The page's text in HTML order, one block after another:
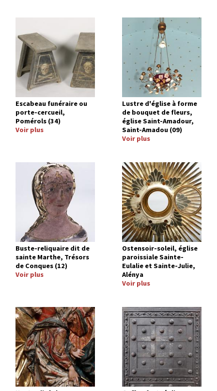
Escabeau funéraire ou
porte-cercueil,
Pomérols (34)
Voir plus
Lustre d'église à forme
de bouquet de fleurs,
église Saint-Amadour,
Saint-Amadou (09)
Voir plus
Buste-reliquaire dit de
sainte Marthe, Trésors
de Conques (12)
Voir plus
Image
Ostensoir-soleil, église
paroissiale Sainte-
Eulalie et Sainte-Julie,
Alénya
Voir plus
Image Image